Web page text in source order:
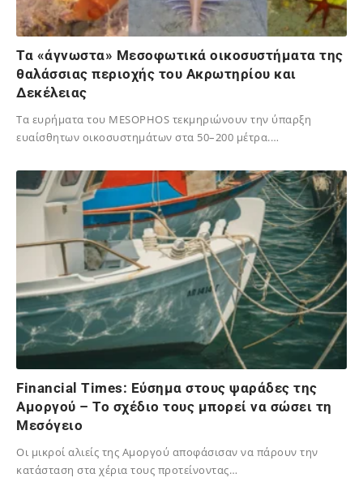
Τα «άγνωστα» Μεσοφωτικά οικοσυστήματα της
θαλάσσιας περιοχής του Ακρωτηρίου και
Δεκέλειας
Τα ευρήματα του MESOPHOS τεκμηριώνουν την ύπαρξη
ευαίσθητων οικοσυστημάτων στα 50–200 μέτρα.…
Financial Times: Eύσημα στους ψαράδες της
Αμοργού – Το σχέδιο τους μπορεί να σώσει τη
Μεσόγειο
Οι μικροί αλιείς της Αμοργού αποφάσισαν να πάρουν την
κατάσταση στα χέρια τους προτείνοντας…